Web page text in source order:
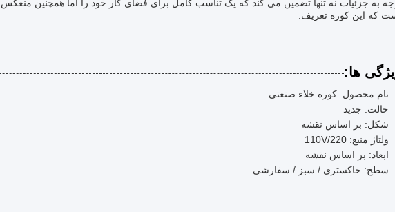
به جزئیات نه تنها تضمین می کند که یک تناسب کامل برای فضای کار خود را اما همچنین منعکس
که این کوره تعریف.
ها:
نام محصول: کوره خلاء صنعتی
حالت: جدید
شکل: بر اساس نقشه
ولتاژ منبع: 110V/220
ابعاد: بر اساس نقشه
سطح: خاکستری / سبز / سفارشی